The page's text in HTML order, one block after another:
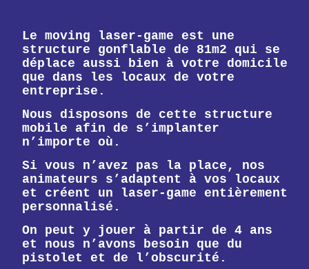
Le moving laser-game est une
structure gonflable de 81m2 qui se
déplace aussi bien à votre domicile
que dans les locaux de votre
entreprise.
Nous disposons de cette structure
mobile afin de s’implanter
n’importe où.
Si vous n’avez pas la place, nos
animateurs s’adaptent à vos locaux
et créent un laser-game entièrement
personnalisé.
On peut y jouer à partir de 4 ans
et nous n’avons besoin que du
pistolet et de l’obscurité.